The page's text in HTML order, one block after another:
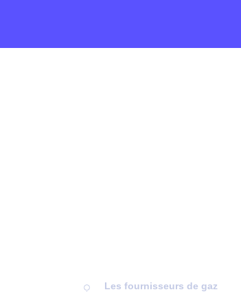
Les fournisseurs de gaz